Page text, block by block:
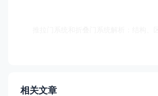
相关文章